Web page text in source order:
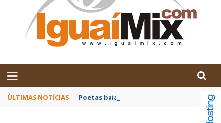
ÚLTIMAS NOTÍCIAS Poetas baianos representam o Brasil no